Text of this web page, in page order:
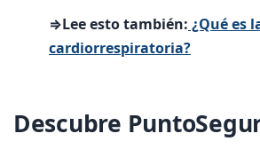
⇒Lee esto también: ¿Qué es
cardiorrespiratoria?
Descubre